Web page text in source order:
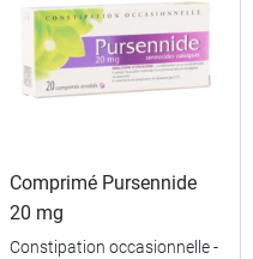
Comprimé Pursennide
20 mg
Constipation occasionnelle -